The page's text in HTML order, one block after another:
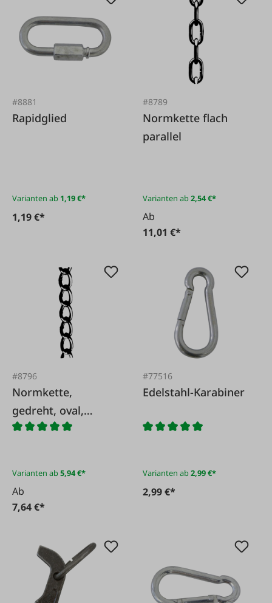
#8881
Rapidglied
Varianten ab 1,19 €*
1,19 €*
#8789
Normkette flach
parallel
Varianten ab2,54 €*
Ab
11,01 €*
#8796
Normkette,
gedreht, oval,
verzinkt
Varianten ab5,94 €*
Ab
7,64 €*
#77516
Edelstahl-Karabiner
Varianten ab2,99 €*
2,99 €*